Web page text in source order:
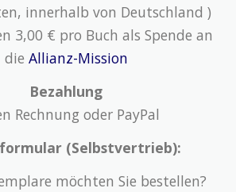
innerhalb von Deutschland )
3,00 € pro Buch als Spende an
die Allianz-Mission
Bezahlung
Rechnung oder PayPal
(Selbstvertrieb):
möchten Sie bestellen?